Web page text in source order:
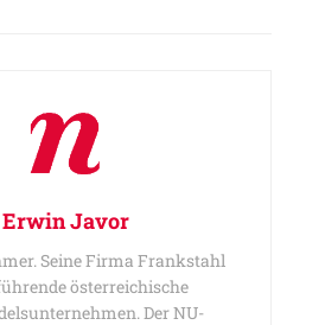
Erwin Javor
Seine Firma Frankstahl
österreichische
Der NU-